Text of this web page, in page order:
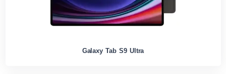
Galaxy Tab S9 Ultra